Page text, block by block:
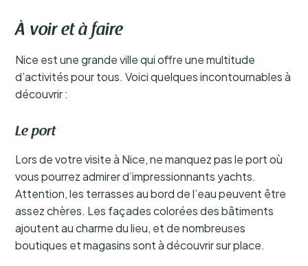
À voir et à faire
Nice est une grande ville qui offre une multitude
d’activités pour tous. Voici quelques incontournables à
découvrir :
Le port
Lors de votre visite à Nice, ne manquez pas le port où
vous pourrez admirer d’impressionnants yachts.
Attention, les terrasses au bord de l’eau peuvent être
assez chères. Les façades colorées des bâtiments
ajoutent au charme du lieu, et de nombreuses
boutiques et magasins sont à découvrir sur place.